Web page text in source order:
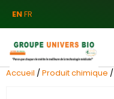
ENFR
Accueil /Produit chimique